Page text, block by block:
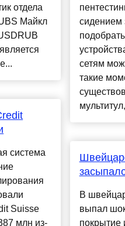
отдела
Майкл
система
Suisse
млн из-
сидением
сетям
такие
В
выпал
покрытие